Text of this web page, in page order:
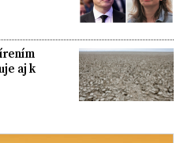
aj k